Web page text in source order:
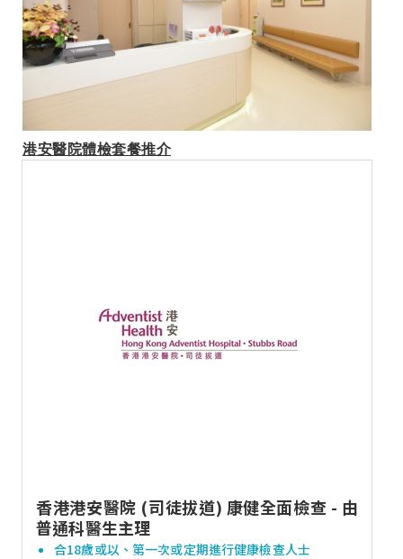
港安醫院體檢套餐推介
香港港安醫院 (司徒拔道) 康健全面檢查 - 由
普通科醫生主理
合18歲或以、第一次或定期進行健康檢查人士